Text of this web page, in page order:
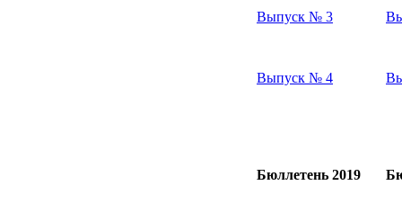
Выпуск № 3
Выпуск № 4
Бюллетень 2019